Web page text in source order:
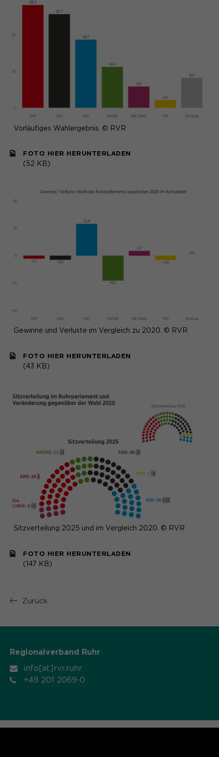
Vorläufiges Wahlergebnis. © RVR
FOTO HIER HERUNTERLADEN
(52 KB)
Gewinne und Verluste im Vergleich zu 2020. © RVR
FOTO HIER HERUNTERLADEN
(43 KB)
Sitzverteilung 2025 und im Vergleich 2020. © RVR
FOTO HIER HERUNTERLADEN
(147 KB)
Zurück
Regionalverband Ruhr
info[at]rvr.ruhr
+49 201 2069-0